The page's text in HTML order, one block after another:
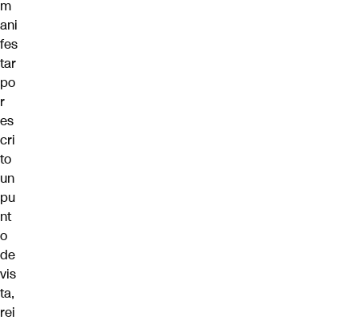
m
ani
fes
tar
po
r
es
cri
to
un
pu
nt
o
de
vis
ta,
rei